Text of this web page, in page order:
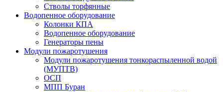
Стволы торфянные
Водопенное оборудование
Колонки КПА
Водопенное оборудование
Генераторы пены
Модули пожаротушения
Модули пожаротушения тонкораспыленной водой
(МУПТВ)
ОСП
МПП Буран